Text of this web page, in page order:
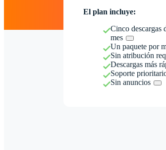
El plan incluye:
Cinco descargas
mes
Un paquete por
Sin atribución
Descargas más
Soporte
Sin anuncios